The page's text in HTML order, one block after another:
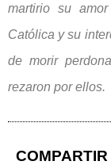
martirio su
Católica y su
de morir
rezaron por ellos.